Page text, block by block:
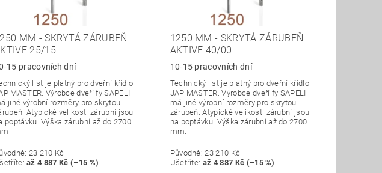
MM - SKRYTÁ ZÁRUBEŇ
25/15
15 pracovních dní
list je platný pro dveřní křídlo
MASTER. Výrobce dveří fy SAPELI
jiné výrobní rozměry pro skrytou
Atypické velikosti zárubní jsou
poptávku. Výška zárubní až do 2700
23 210 Kč
:až 4 887 Kč (–15 %)
1250 MM - SKRYTÁ ZÁRUBEŇ
AKTIVE 40/00
10-15 pracovních dní
Technický list je platný pro dveřní křídlo
JAP MASTER. Výrobce dveří fy SAPELI
má jiné výrobní rozměry pro skrytou
zárubeň. Atypické velikosti zárubní jsou
na poptávku. Výška zárubní až do 2700
mm.
Původně:23 210 Kč
Ušetříte: až 4 887 Kč (–15 %)